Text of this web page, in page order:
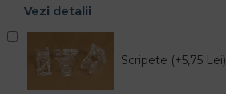
Vezi detalii
Scripete (+5,75 Lei)